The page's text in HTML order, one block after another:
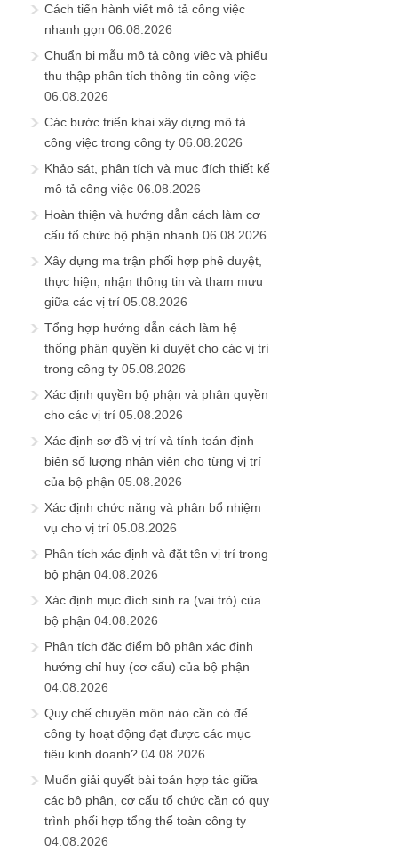
Cách tiến hành viết mô tả công việc
nhanh gọn 06.08.2026
Chuẩn bị mẫu mô tả công việc và phiếu
thu thập phân tích thông tin công việc
06.08.2026
Các bước triển khai xây dựng mô tả
công việc trong công ty 06.08.2026
Khảo sát, phân tích và mục đích thiết kế
mô tả công việc 06.08.2026
Hoàn thiện và hướng dẫn cách làm cơ
cấu tổ chức bộ phận nhanh 06.08.2026
Xây dựng ma trận phối hợp phê duyệt,
thực hiện, nhận thông tin và tham mưu
giữa các vị trí 05.08.2026
Tổng hợp hướng dẫn cách làm hệ
thống phân quyền kí duyệt cho các vị trí
trong công ty 05.08.2026
Xác định quyền bộ phận và phân quyền
cho các vị trí 05.08.2026
Xác định sơ đồ vị trí và tính toán định
biên số lượng nhân viên cho từng vị trí
của bộ phận 05.08.2026
Xác định chức năng và phân bổ nhiệm
vụ cho vị trí 05.08.2026
Phân tích xác định và đặt tên vị trí trong
bộ phận 04.08.2026
Xác định mục đích sinh ra (vai trò) của
bộ phận 04.08.2026
Phân tích đặc điểm bộ phận xác định
hướng chỉ huy (cơ cấu) của bộ phận
04.08.2026
Quy chế chuyên môn nào cần có để
công ty hoạt động đạt được các mục
tiêu kinh doanh? 04.08.2026
Muốn giải quyết bài toán hợp tác giữa
các bộ phận, cơ cấu tổ chức cần có quy
trình phối hợp tổng thể toàn công ty
04.08.2026